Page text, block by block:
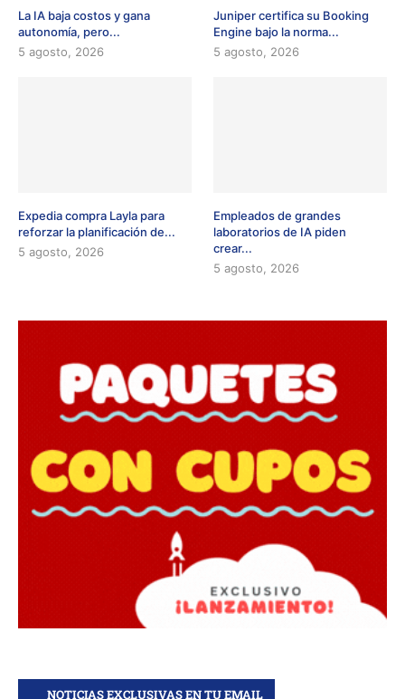
La IA baja costos y gana
autonomía, pero...
5 agosto, 2026
Juniper certifica su Booking
Engine bajo la norma...
5 agosto, 2026
Expedia compra Layla para
reforzar la planificación de...
5 agosto, 2026
Empleados de grandes
laboratorios de IA piden
crear...
5 agosto, 2026
NOTICIAS EXCLUSIVAS EN TU EMAIL